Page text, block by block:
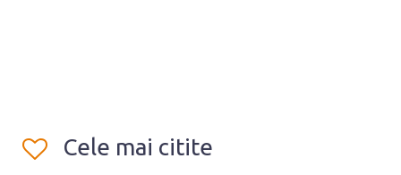
Cele mai citite